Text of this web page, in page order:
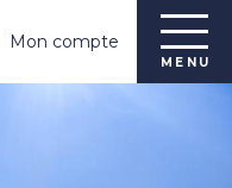
Mon compte
MENU